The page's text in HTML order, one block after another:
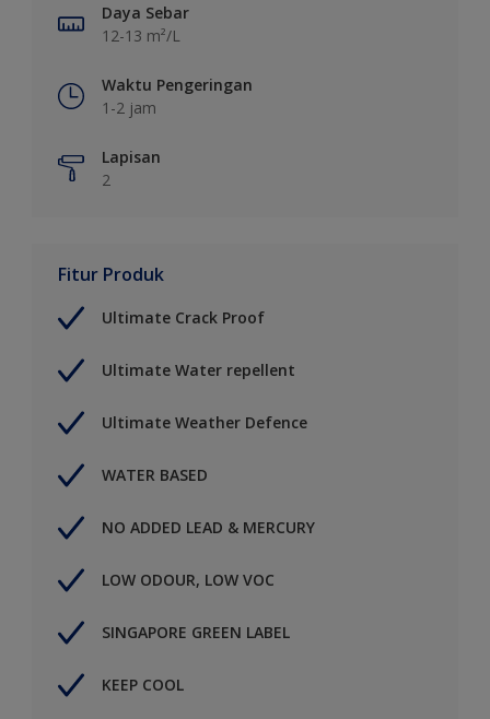
Daya Sebar
12-13 m²/L
Waktu Pengeringan
1-2 jam
Lapisan
2
Fitur Produk
Ultimate Crack Proof
Ultimate Water repellent
Ultimate Weather Defence
WATER BASED
NO ADDED LEAD & MERCURY
LOW ODOUR, LOW VOC
SINGAPORE GREEN LABEL
KEEP COOL